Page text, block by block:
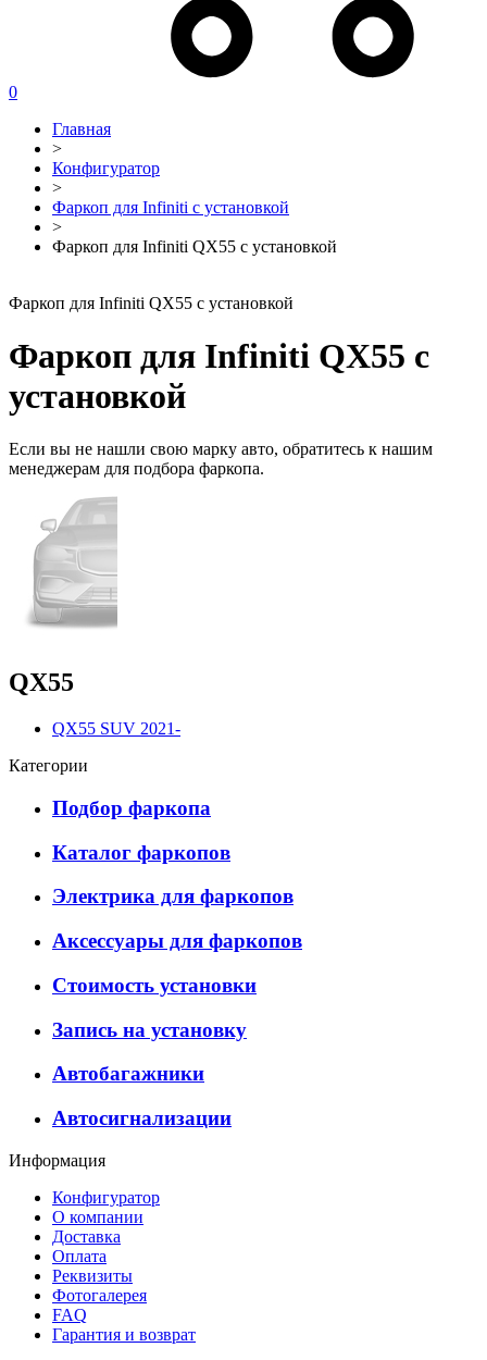
0
Главная
>
Конфигуратор
>
Фаркоп для Infiniti с установкой
>
Фаркоп для Infiniti QX55 с установкой
Фаркоп для Infiniti QX55 с установкой
Фаркоп для Infiniti QX55 с
установкой
Если вы не нашли свою марку авто, обратитесь к нашим
менеджерам для подбора фаркопа.
QX55
QX55 SUV 2021-
Категории
Подбор фаркопа
Каталог фаркопов
Электрика для фаркопов
Аксессуары для фаркопов
Стоимость установки
Запись на установку
Автобагажники
Автосигнализации
Информация
Конфигуратор
О компании
Доставка
Оплата
Реквизиты
Фотогалерея
FAQ
Гарантия и возврат